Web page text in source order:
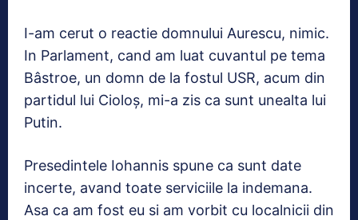
I-am cerut o reactie domnului Aurescu, nimic.
In Parlament, cand am luat cuvantul pe tema
Bâstroe, un domn de la fostul USR, acum din
partidul lui Cioloş, mi-a zis ca sunt unealta lui
Putin.
Presedintele Iohannis spune ca sunt date
incerte, avand toate serviciile la indemana.
Asa ca am fost eu si am vorbit cu localnicii din